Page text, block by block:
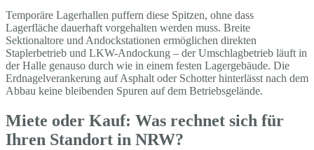
Temporäre Lagerhallen puffern diese Spitzen, ohne dass
Lagerfläche dauerhaft vorgehalten werden muss. Breite
Sektionaltore und Andockstationen ermöglichen direkten
Staplerbetrieb und LKW-Andockung – der Umschlagbetrieb läuft in
der Halle genauso durch wie in einem festen Lagergebäude. Die
Erdnagelverankerung auf Asphalt oder Schotter hinterlässt nach dem
Abbau keine bleibenden Spuren auf dem Betriebsgelände.
Miete oder Kauf: Was rechnet sich für
Ihren Standort in NRW?